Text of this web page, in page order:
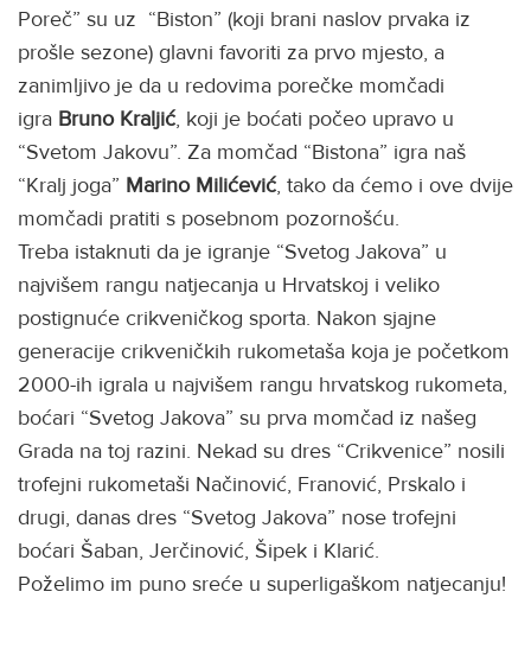
Poreč” su uz “Biston” (koji brani naslov prvaka iz
prošle sezone) glavni favoriti za prvo mjesto, a
zanimljivo je da u redovima porečke momčadi
igra Bruno Kraljić, koji je boćati počeo upravo u
“Svetom Jakovu”. Za momčad “Bistona” igra naš
“Kralj joga” Marino Milićević, tako da ćemo i ove dvije
momčadi pratiti s posebnom pozornošću.
Treba istaknuti da je igranje “Svetog Jakova” u
najvišem rangu natjecanja u Hrvatskoj i veliko
postignuće crikveničkog sporta. Nakon sjajne
generacije crikveničkih rukometaša koja je početkom
2000-ih igrala u najvišem rangu hrvatskog rukometa,
boćari “Svetog Jakova” su prva momčad iz našeg
Grada na toj razini. Nekad su dres “Crikvenice” nosili
trofejni rukometaši Načinović, Franović, Prskalo i
drugi, danas dres “Svetog Jakova” nose trofejni
boćari Šaban, Jerčinović, Šipek i Klarić.
Poželimo im puno sreće u superligaškom natjecanju!